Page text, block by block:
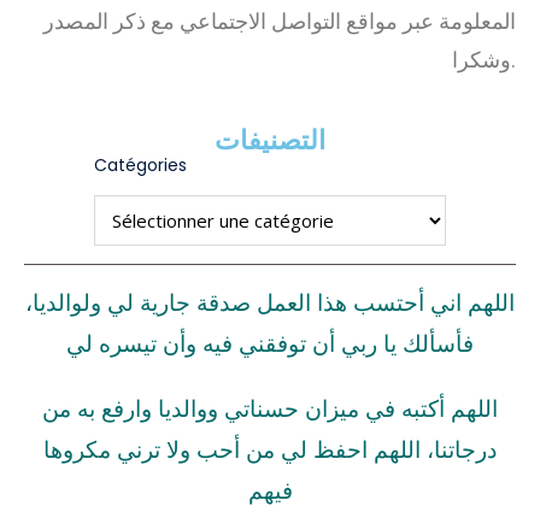
المعلومة عبر مواقع التواصل الاجتماعي مع ذكر المصدر
وشكرا.
التصنيفات
Catégories
اللهم اني أحتسب هذا العمل صدقة جارية لي ولوالديا،
فأسألك يا ربي أن توفقني فيه وأن تيسره لي
اللهم أكتبه في ميزان حسناتي ووالديا وارفع به من
درجاتنا، اللهم احفظ لي من أحب ولا ترني مكروها
فيهم